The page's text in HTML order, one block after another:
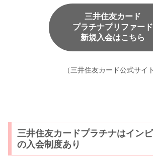
三井住友カード
プラチナプリファード
新規入会はこちら
（三井住友カード公式サイト
三井住友カードプラチナはイン
の入会制度あり